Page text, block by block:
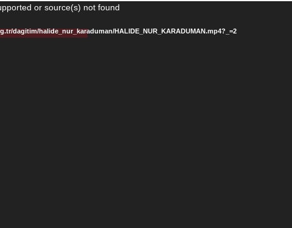
or source(s) not found
dagitim/halide_nur_karaduman/HALIDE_NUR_KARADUMAN.mp4?_=2